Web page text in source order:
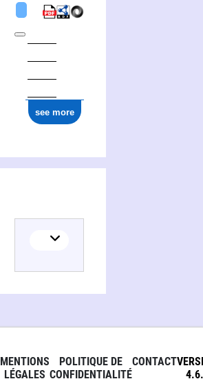
see more
MENTIONS
LÉGALES
POLITIQUE DE
CONFIDENTIALITÉ
CONTACT